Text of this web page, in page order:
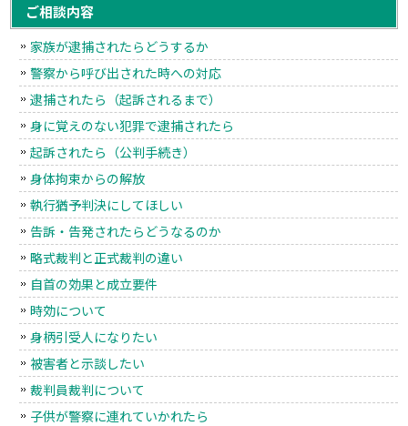
ご相談内容
家族が逮捕されたらどうするか
警察から呼び出された時への対応
逮捕されたら（起訴されるまで）
身に覚えのない犯罪で逮捕されたら
起訴されたら（公判手続き）
身体拘束からの解放
執行猶予判決にしてほしい
告訴・告発されたらどうなるのか
略式裁判と正式裁判の違い
自首の効果と成立要件
時効について
身柄引受人になりたい
被害者と示談したい
裁判員裁判について
子供が警察に連れていかれたら